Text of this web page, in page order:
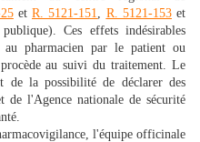
etR. 5121-151 R. 5121-153et
Ces effets indésirables
au pharmacien par le patient ou
au suivi du traitement. Le
de la possibilité de déclarer des
de l'Agence nationale de sécurité
l'équipe officinale